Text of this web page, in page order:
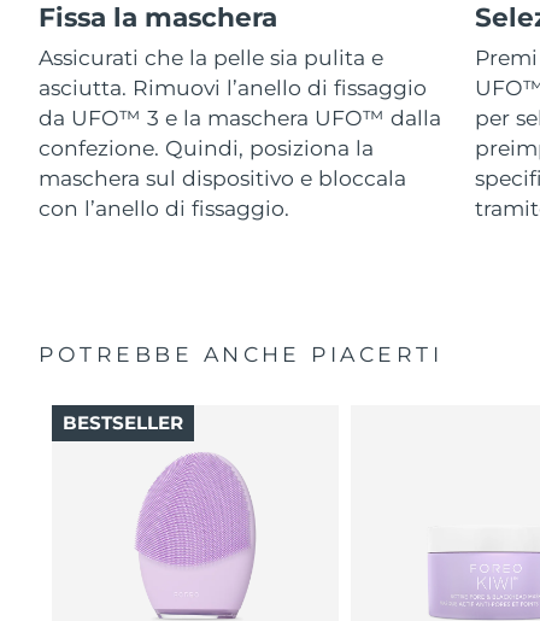
Fissa la maschera
Assicurati che la pelle sia pulita e
asciutta. Rimuovi l’anello di fissaggio
da UFO™ 3 e la maschera UFO™ dalla
confezione. Quindi, posiziona la
maschera sul dispositivo e bloccala
con l’anello di fissaggio.
per
POTREBBE ANCHE PIACERTI
BESTSELLER